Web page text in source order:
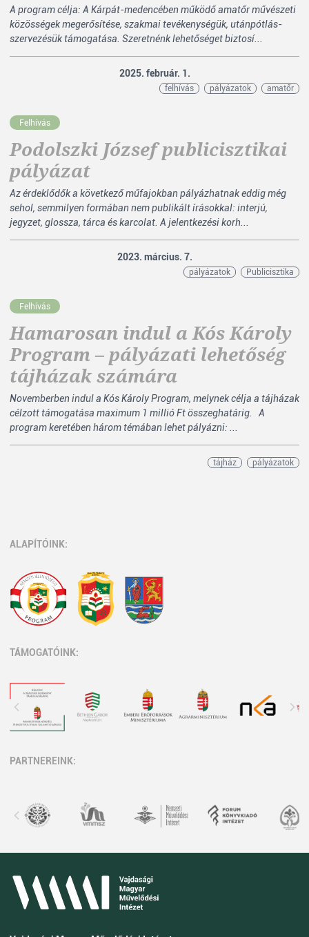
A program célja: A Kárpát-medencében működő amatőr művészeti
közösségek megerősítése, szakmai tevékenységük, utánpótlás-
szervezésük támogatása. Szeretnénk lehetőséget biztosí...
2025. február. 1.
felhívás pályázatok amatőr
Felhívás
Podolszki József publicisztikai
pályázat
Az érdeklődők a következő műfajokban pályázhatnak eddig még
sehol, semmilyen formában nem publikált írásokkal: interjú,
jegyzet, glossza, tárca és karcolat. A jelentkezési korh...
2023. március. 7.
pályázatok Publicisztika
Felhívás
Hamarosan indul a Kós Károly
Program – pályázati lehetőség
tájházak számára
Novemberben indul a Kós Károly Program, melynek célja a tájházak
célzott támogatása maximum 1 millió Ft összeghatárig. A
program keretében három témában lehet pályázni: ...
tájház pályázatok
ALAPÍTÓINK:
TÁMOGATÓINK:
PARTNEREINK: